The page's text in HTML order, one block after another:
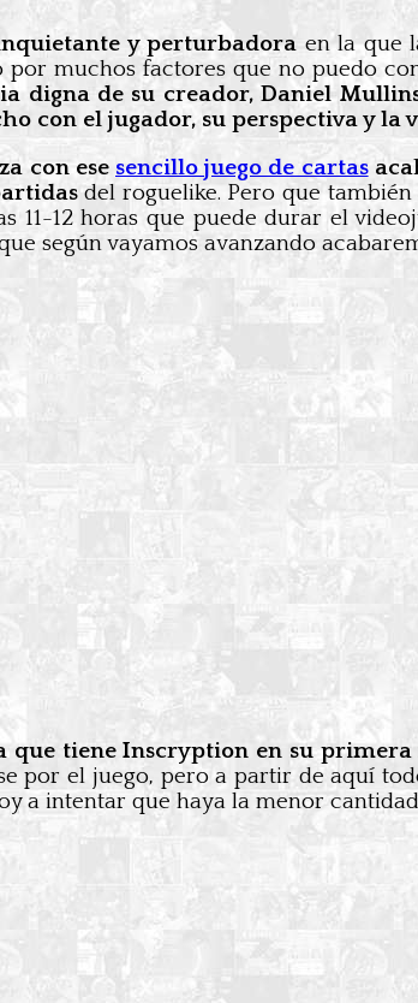
y perturbadora en la que
muchos factores que no puedo
digna de su creador, Daniel
con el jugador, su perspectiva y la
con ese sencillo juego de cartas
del roguelike. Pero que
11-12 horas que puede durar el
según vayamos avanzando
que tiene Inscryption en su
por el juego, pero a partir de aquí
a intentar que haya la menor